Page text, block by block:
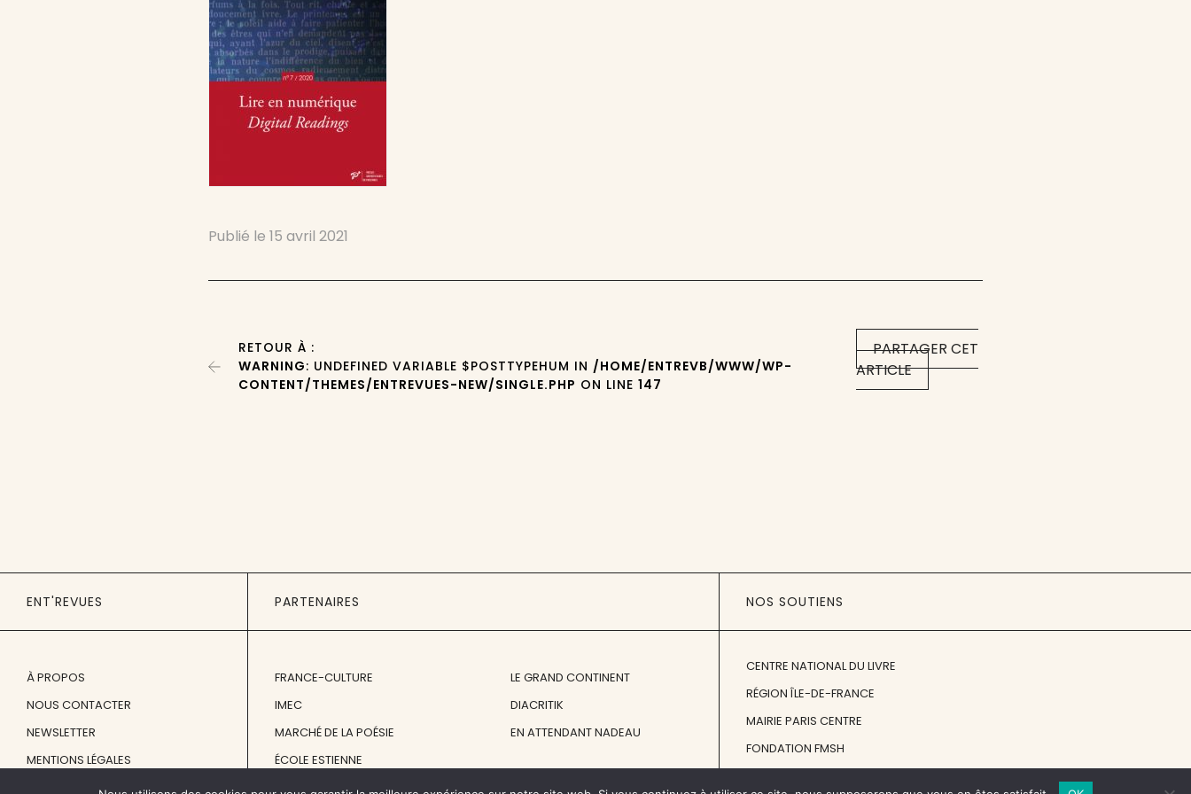
Publié le15 avril 2021
PARTAGER CET
ARTICLE
RETOUR À :
WARNING: UNDEFINED VARIABLE $POSTTYPEHUM IN /HOME/ENTREVB/WWW/WP-
CONTENT/THEMES/ENTREVUES-NEW/SINGLE.PHP ON LINE147
ENT'REVUES
À PROPOS
NOUS CONTACTER
NEWSLETTER
MENTIONS LÉGALES
PARTENAIRES
FRANCE-CULTURE
IMEC
MARCHÉ DE LA POÉSIE
ÉCOLE ESTIENNE
LE GRAND CONTINENT
DIACRITIK
EN ATTENDANT NADEAU
NOS SOUTIENS
CENTRE NATIONAL DU LIVRE
RÉGION ÎLE-DE-FRANCE
MAIRIE PARIS CENTRE
FONDATION FMSH